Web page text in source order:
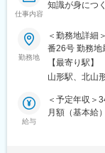
※最初は必ず先
■当社について
年齢や経験は
させていただ
ので、お気軽
【ポジション
全く無い方で
・業界トップ
す。また、製
ため市場価値
登用となり、
して安定就業
仕事内容
知識が身につく
■業務内容：
医科、歯科、
ム（レセコン
掛ける同社に
ー）として業
■業務詳細
勤務地
＜勤務地詳細
番26号 勤務地
煙変更の範囲
【最寄り駅】
山形駅、北山
給与
＜予定年収＞
月額（基本給